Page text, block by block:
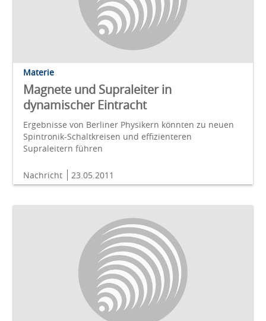
Materie
Magnete und Supraleiter in
dynamischer Eintracht
Ergebnisse von Berliner Physikern könnten zu neuen
Spintronik-Schaltkreisen und effizienteren
Supraleitern führen
Nachricht 23.05.2011